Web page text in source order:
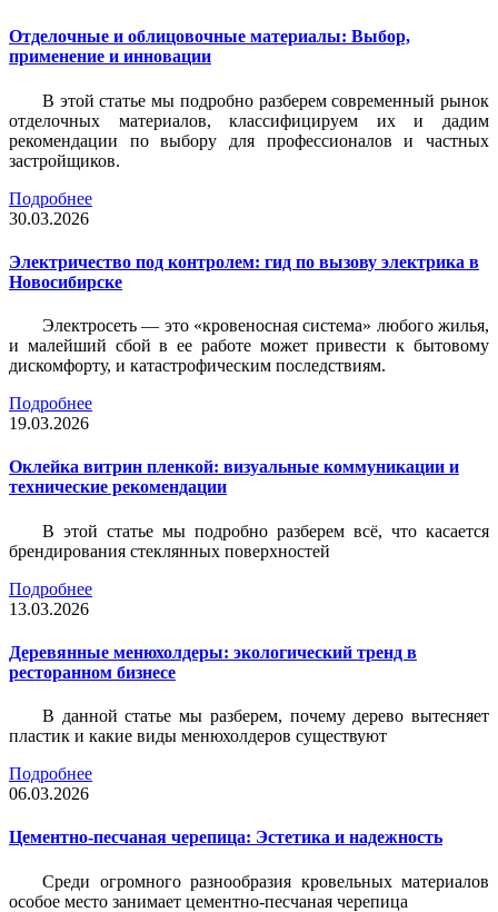
Отделочные и облицовочные материалы: Выбор,
применение и инновации
В этой статье мы подробно разберем современный рынок
отделочных материалов, классифицируем их и дадим
рекомендации по выбору для профессионалов и частных
застройщиков.
Подробнее
30.03.2026
Электричество под контролем: гид по вызову электрика в
Новосибирске
Электросеть — это «кровеносная система» любого жилья,
и малейший сбой в ее работе может привести к бытовому
дискомфорту, и катастрофическим последствиям.
Подробнее
19.03.2026
Оклейка витрин пленкой: визуальные коммуникации и
технические рекомендации
В этой статье мы подробно разберем всё, что касается
брендирования стеклянных поверхностей
Подробнее
13.03.2026
Деревянные менюхолдеры: экологический тренд в
ресторанном бизнесе
В данной статье мы разберем, почему дерево вытесняет
пластик и какие виды менюхолдеров существуют
Подробнее
06.03.2026
Цементно-песчаная черепица: Эстетика и надежность
Среди огромного разнообразия кровельных материалов
особое место занимает цементно-песчаная черепица